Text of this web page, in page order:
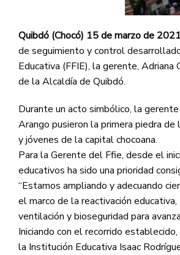
Quibdó (Chocó) 15 de marzo de
de seguimiento y control
Educativa (FFIE), la gerente,
de la Alcaldía de Quibdó.
Durante un acto simbólico, la
Arango pusieron la primera piedra
y jóvenes de la capital chocoana.
Para la Gerente del Ffie, desde el
educativos ha sido una prioridad
“Estamos ampliando y adecuando
el marco de la reactivación
ventilación y bioseguridad para
Iniciando con el recorrido
la Institución Educativa Isaac